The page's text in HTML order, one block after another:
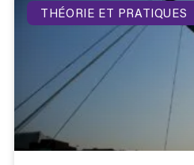
THÉORIE ET PRATIQUES